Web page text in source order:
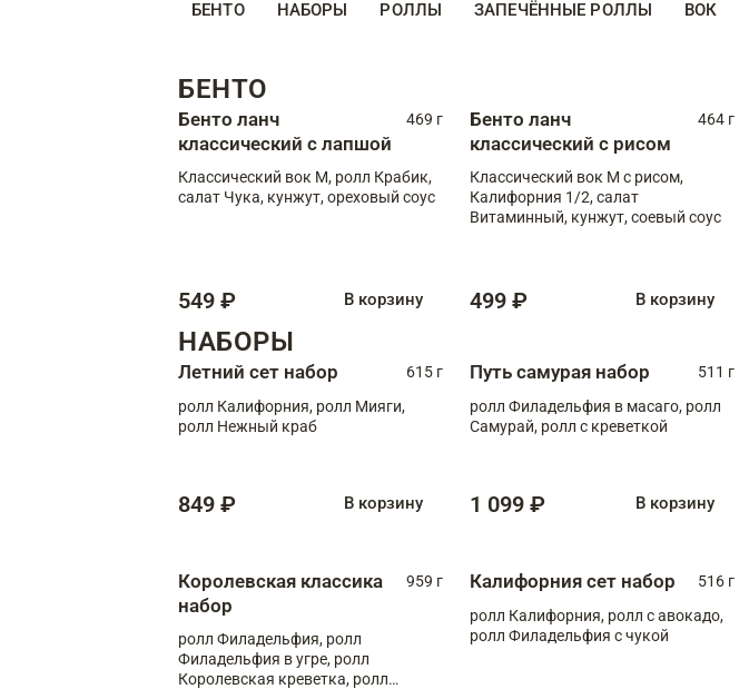
БЕНТО НАБОРЫ РОЛЛЫ ЗАПЕЧЁННЫЕ РОЛЛЫ ВОК
БЕНТО
Бенто ланч
классический с лапшой
469 г
Классический вок М, ролл Крабик,
салат Чука, кунжут, ореховый соус
549 ₽ В корзину
Бенто ланч
классический с рисом
464 г
Классический вок М с рисом,
Калифорния 1/2, салат
Витаминный, кунжут, соевый соус
499 ₽ В корзину
НАБОРЫ
Летний сет набор
615 г
ролл Калифорния, ролл Мияги,
ролл Нежный краб
849 ₽ В корзину
Путь самурая набор
511 г
ролл Филадельфия в масаго, ролл
Самурай, ролл с креветкой
1 099 ₽ В корзину
Королевская классика
набор
959 г
ролл Филадельфия, ролл
Филадельфия в угре, ролл
Королевская креветка, ролл
Калифорния сет набор
516 г
ролл Калифорния, ролл с авокадо,
ролл Филадельфия с чукой